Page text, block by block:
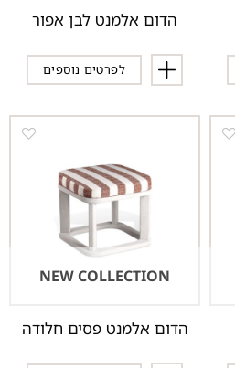
הדום אלמנט לבן אפור
לפרטים נוספים
NEW COLLECTION
הדום אלמנט פסים חלודה